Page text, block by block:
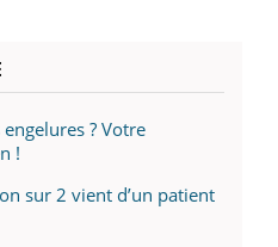
? Votre
!
sur 2 vient d’un patient